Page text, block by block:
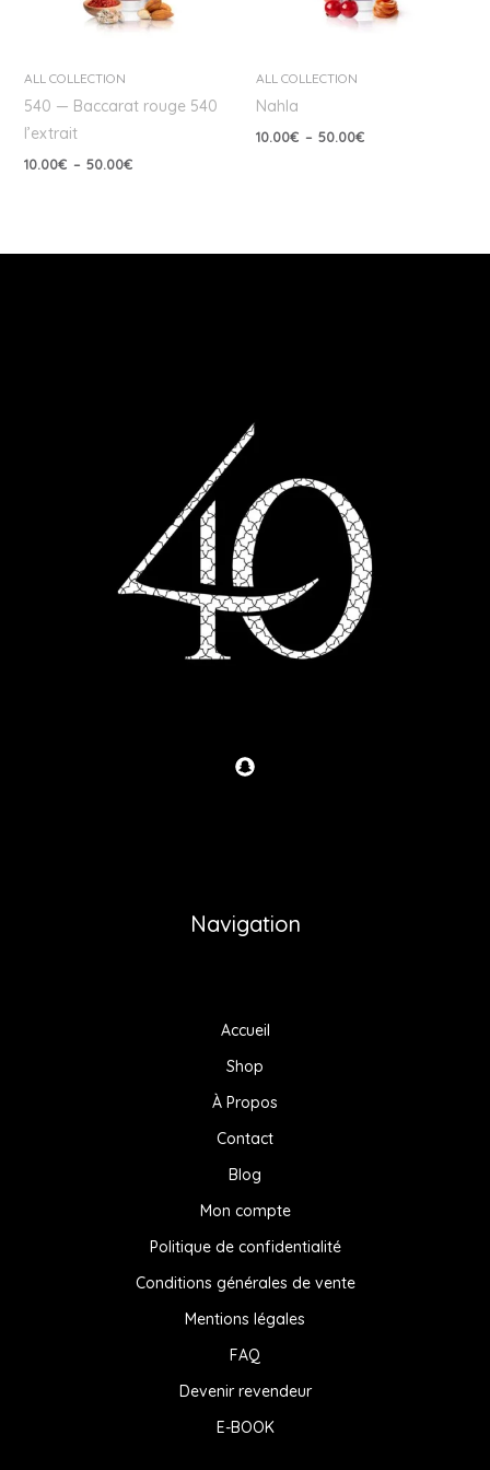
ALL COLLECTION
540 — Baccarat rouge 540
l’extrait
10.00€ – 50.00€
ALL COLLECTION
Nahla
10.00€ – 50.00€
Navigation
Accueil
Shop
À Propos
Contact
Blog
Mon compte
Politique de confidentialité
Conditions générales de vente
Mentions légales
FAQ
Devenir revendeur
E-BOOK